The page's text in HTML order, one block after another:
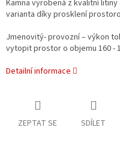
Kamna vyrobená z kvalitní
varianta díky prosklení
Jmenovitý- provozní – výkon
vytopit prostor o objemu 160 -
Detailní informace
ZEPTAT SE SDÍLET